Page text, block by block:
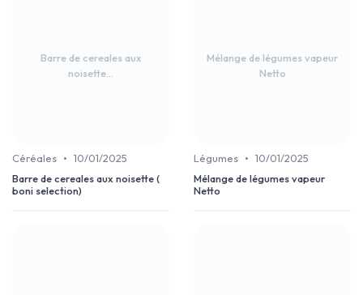
Barre de cereales aux
noisette...
Céréales • 10/01/2025
Barre de cereales aux noisette (
boni selection)
Mélange de légumes vapeur
Netto
Légumes • 10/01/2025
Mélange de légumes vapeur
Netto